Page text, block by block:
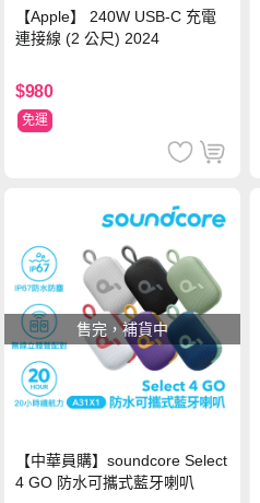
【Apple】 240W USB-C 充電
連接線 (2 公尺) 2024
$980
免運
售完，補貨中
【中華員購】soundcore Select
4 GO 防水可攜式藍牙喇叭